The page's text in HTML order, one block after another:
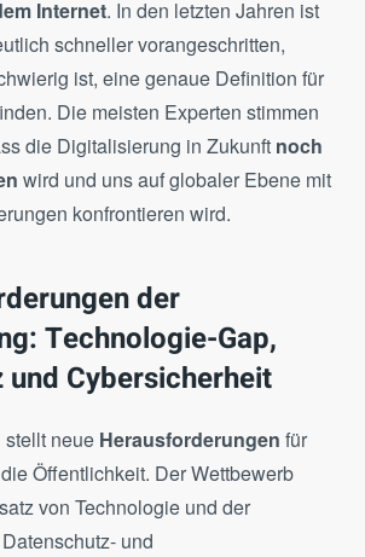
Internet. In den letzten Jahren ist
schneller vorangeschritten,
ist, eine genaue Definition für
Die meisten Experten stimmen
die Digitalisierung in Zukunft noch
wird und uns auf globaler Ebene mit
konfrontieren wird.
der
Technologie-Gap,
und Cybersicherheit
neue Herausforderungen für
Öffentlichkeit. Der Wettbewerb
von Technologie und der
und